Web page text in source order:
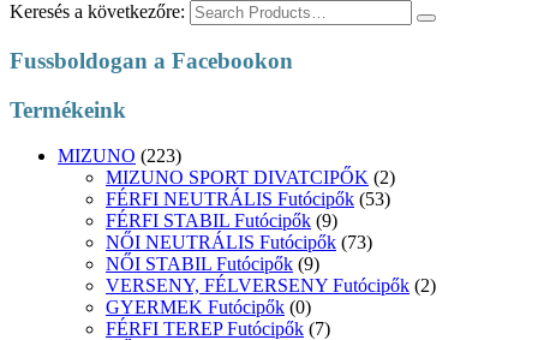
Keresés a következőre:
Fussboldogan a Facebookon
Termékeink
MIZUNO (223)
MIZUNO SPORT DIVATCIPŐK (2)
FÉRFI NEUTRÁLIS Futócipők (53)
FÉRFI STABIL Futócipők (9)
NŐI NEUTRÁLIS Futócipők (73)
NŐI STABIL Futócipők (9)
VERSENY, FÉLVERSENY Futócipők (2)
GYERMEK Futócipők (0)
FÉRFI TEREP Futócipők (7)